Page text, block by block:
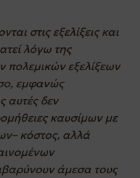
στις εξελίξεις και
λόγω της
πολεμικών εξελίξεων
εμφανώς
αυτές δεν
καυσίμων με
κόστος, αλλά
άμεσα τους